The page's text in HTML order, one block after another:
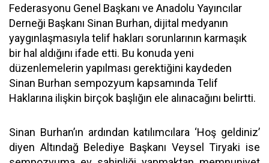
Federasyonu Genel Başkanı ve Anadolu Yayıncılar
Derneği Başkanı Sinan Burhan, dijital medyanın
yaygınlaşmasıyla telif hakları sorunlarının karmaşık
bir hal aldığını ifade etti. Bu konuda yeni
düzenlemelerin yapılması gerektiğini kaydeden
Sinan Burhan sempozyum kapsamında Telif
Haklarına ilişkin birçok başlığın ele alınacağını belirtti.
Sinan Burhan’ın ardından katılımcılara ‘Hoş geldiniz’
diyen Altındağ Belediye Başkanı Veysel Tiryaki ise